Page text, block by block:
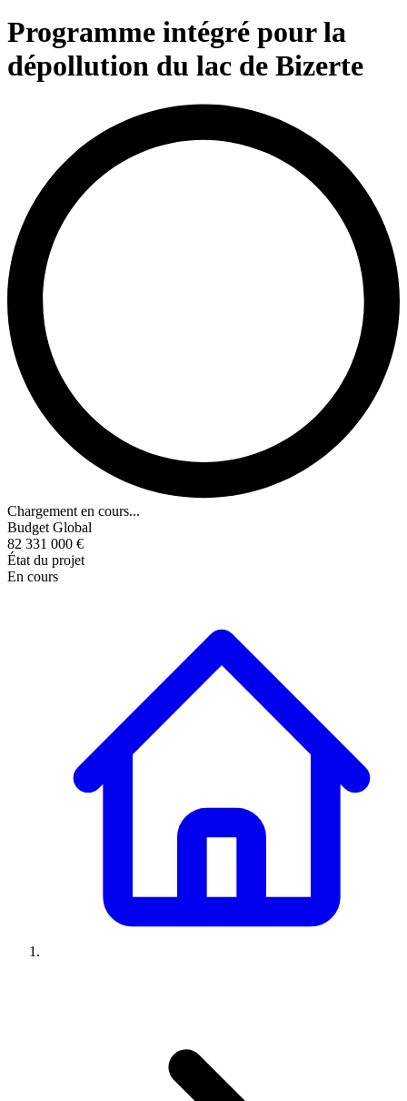
Programme intégré pour la
dépollution du lac de Bizerte
Chargement en cours...
Budget Global
82 331 000 €
État du projet
En cours